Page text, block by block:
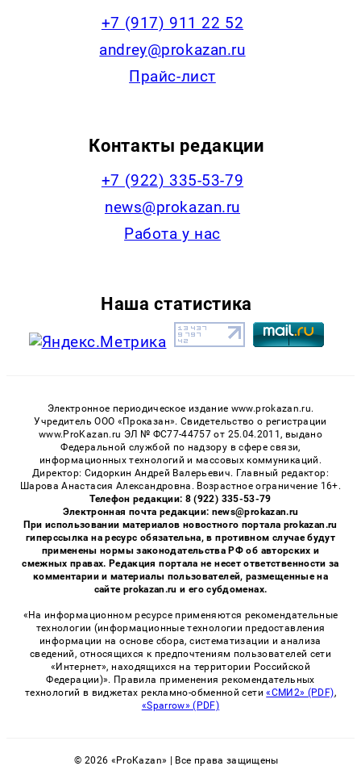
+7 (917) 911 22 52
andrey@prokazan.ru
Прайс-лист
Контакты редакции
+7 (922) 335-53-79
news@prokazan.ru
Работа у нас
Наша статистика
Электронное периодическое издание www.prokazan.ru.
Учредитель ООО «Проказан». Cвидетельство о регистрации
www.ProKazan.ru ЭЛ № ФС77-44757 от 25.04.2011, выдано
Федеральной службой по надзору в сфере связи,
информационных технологий и массовых коммуникаций.
Директор: Сидоркин Андрей Валерьевич. Главный редактор:
Шарова Анастасия Александровна. Возрастное ограничение 16+.
Телефон редакции: 8 (922) 335-53-79
Электронная почта редакции: news@prokazan.ru
При использовании материалов новостного портала prokazan.ru
гиперссылка на ресурс обязательна, в противном случае будут
применены нормы законодательства РФ об авторских и
смежных правах. Редакция портала не несет ответственности за
комментарии и материалы пользователей, размещенные на
сайте prokazan.ru и его субдоменах.
«На информационном ресурсе применяются рекомендательные
технологии (информационные технологии предоставления
информации на основе сбора, систематизации и анализа
сведений, относящихся к предпочтениям пользователей сети
«Интернет», находящихся на территории Российской
Федерации)». Правила применения рекомендательных
технологий в виджетах рекламно-обменной сети«СМИ2» (PDF),
«Sparrow» (PDF)
© 2026 «ProKazan» | Все права защищены